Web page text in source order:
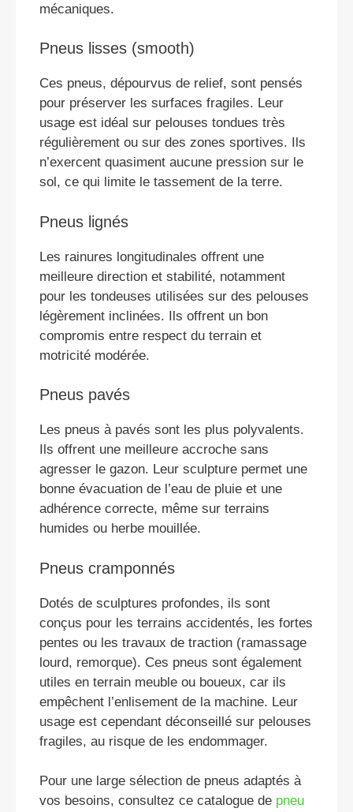
mécaniques.
Pneus lisses (smooth)
Ces pneus, dépourvus de relief, sont pensés
pour préserver les surfaces fragiles. Leur
usage est idéal sur pelouses tondues très
régulièrement ou sur des zones sportives. Ils
n’exercent quasiment aucune pression sur le
sol, ce qui limite le tassement de la terre.
Pneus lignés
Les rainures longitudinales offrent une
meilleure direction et stabilité, notamment
pour les tondeuses utilisées sur des pelouses
légèrement inclinées. Ils offrent un bon
compromis entre respect du terrain et
motricité modérée.
Pneus pavés
Les pneus à pavés sont les plus polyvalents.
Ils offrent une meilleure accroche sans
agresser le gazon. Leur sculpture permet une
bonne évacuation de l’eau de pluie et une
adhérence correcte, même sur terrains
humides ou herbe mouillée.
Pneus cramponnés
Dotés de sculptures profondes, ils sont
conçus pour les terrains accidentés, les fortes
pentes ou les travaux de traction (ramassage
lourd, remorque). Ces pneus sont également
utiles en terrain meuble ou boueux, car ils
empêchent l’enlisement de la machine. Leur
usage est cependant déconseillé sur pelouses
fragiles, au risque de les endommager.
Pour une large sélection de pneus adaptés à
vos besoins, consultez ce catalogue de pneu